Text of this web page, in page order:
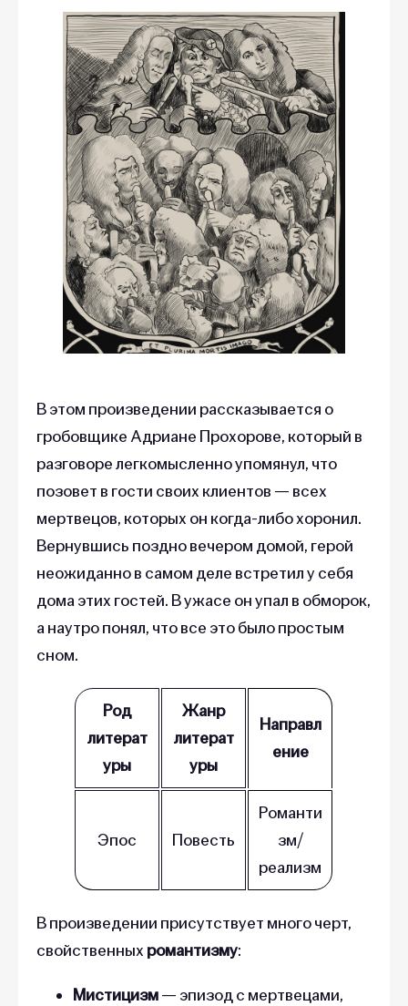
В этом произведении рассказывается о
гробовщике Адриане Прохорове, который в
разговоре легкомысленно упомянул, что
позовет в гости своих клиентов — всех
мертвецов, которых он когда-либо хоронил.
Вернувшись поздно вечером домой, герой
неожиданно в самом деле встретил у себя
дома этих гостей. В ужасе он упал в обморок,
а наутро понял, что все это было простым
сном.
Род
литерат
уры
Жанр
литерат
уры
Направл
ение
Эпос Повесть
Романти
зм/
реализм
В произведении присутствует много черт,
свойственных романтизму:
Мистицизм— эпизод с мертвецами,